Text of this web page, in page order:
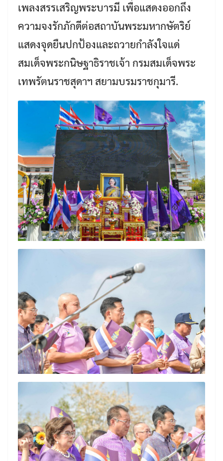
เพลงสรรเสริญพระบารมี เพื่อแสดงออกถึง
ความจงรักภักดีต่อสถาบันพระมหากษัตริย์
แสดงจุดยืนปกป้องและถวายกำลังใจแด่
สมเด็จพระกนิษฐาธิราชเจ้า กรมสมเด็จพระ
เทพรัตนราชสุดาฯ สยามบรมราชกุมารี.